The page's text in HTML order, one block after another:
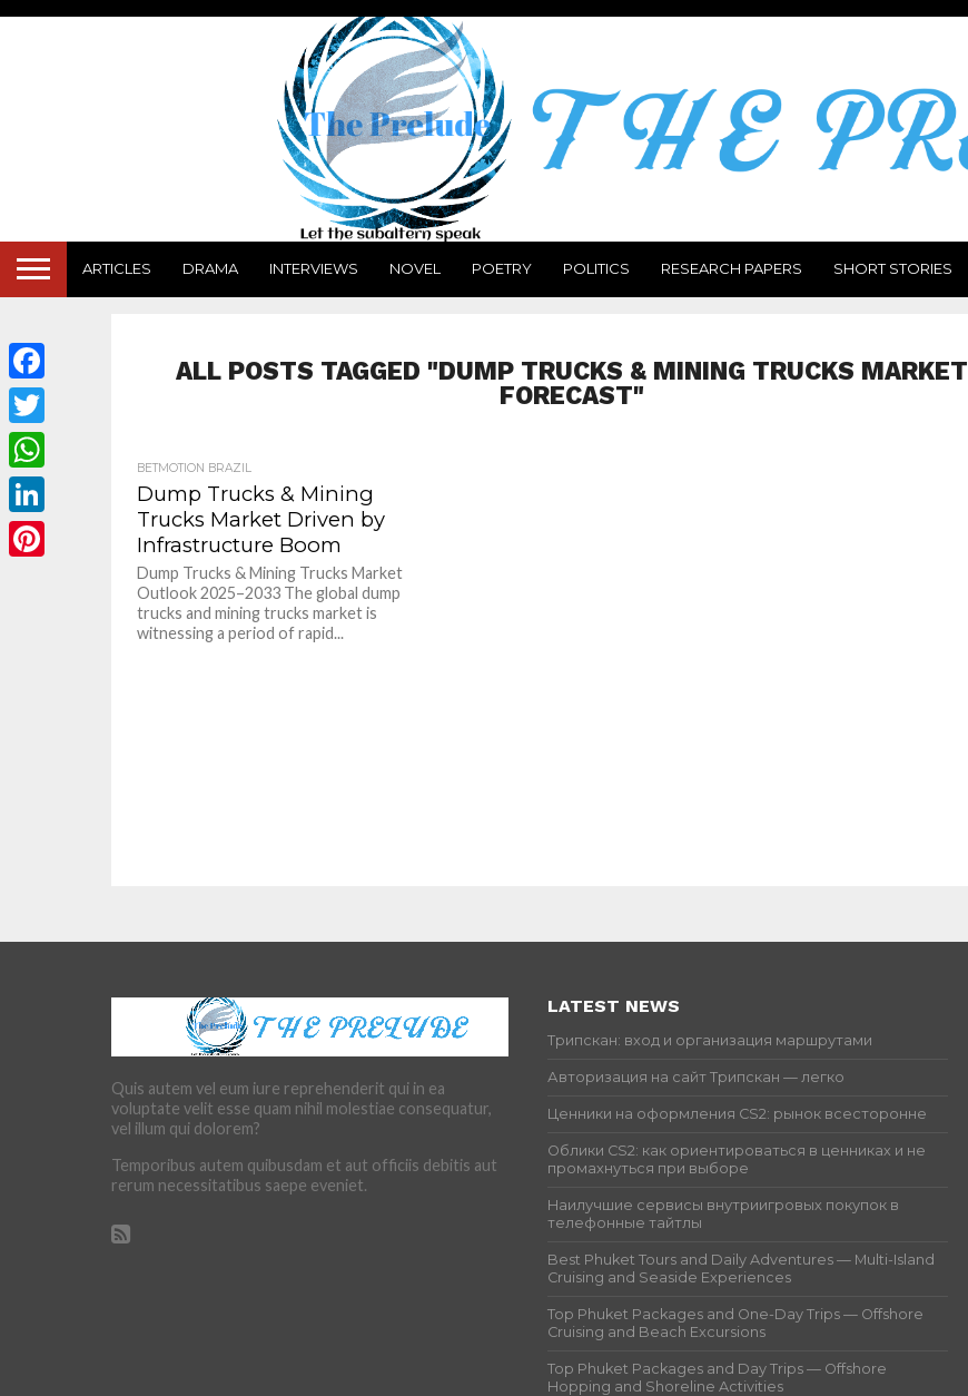
ARTICLES DRAMA INTERVIEWS NOVEL POETRY POLITICS RESEARCH PAPERS SHORT STORIES
ALL POSTS TAGGED "DUMP TRUCKS & MINING TRUCKS MARKET
FORECAST"
BETMOTION BRAZIL
Dump Trucks & Mining
Trucks Market Driven by
Infrastructure Boom
Dump Trucks & Mining Trucks Market
Outlook 2025–2033 The global dump
trucks and mining trucks market is
witnessing a period of rapid...
Quis autem vel eum iure reprehenderit qui in ea
voluptate velit esse quam nihil molestiae consequatur,
vel illum qui dolorem?
Temporibus autem quibusdam et aut officiis debitis aut
rerum necessitatibus saepe eveniet.
LATEST NEWS
Трипскан: вход и организация маршрутами
Авторизация на сайт Трипскан — легко
Ценники на оформления CS2: рынок всесторонне
Облики CS2: как ориентироваться в ценниках и не
промахнуться при выборе
Наилучшие сервисы внутриигровых покупок в
телефонные тайтлы
Best Phuket Tours and Daily Adventures — Multi-Island
Cruising and Seaside Experiences
Top Phuket Packages and One-Day Trips — Offshore
Cruising and Beach Excursions
Top Phuket Packages and Day Trips — Offshore
Hopping and Shoreline Activities
Facebook
Twitter
WhatsApp
LinkedIn